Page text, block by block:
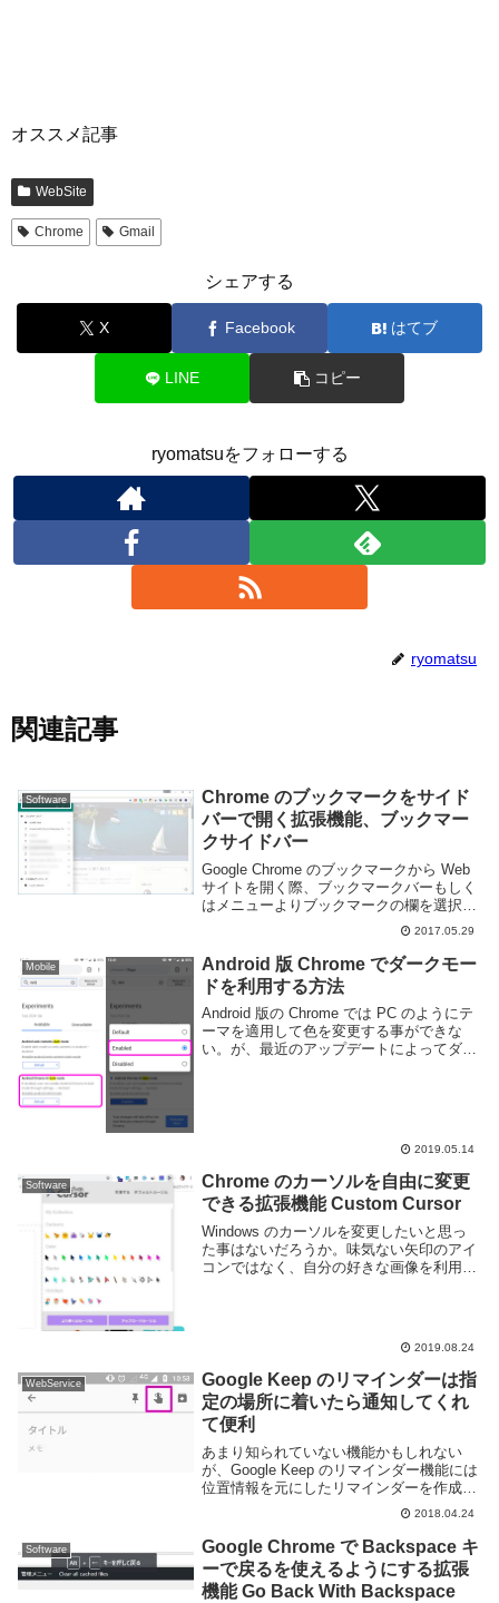
オススメ記事
WebSite
Chrome Gmail
シェアする
X Facebook はてブ
LINE コピー
ryomatsuをフォローする
ryomatsu
関連記事
Software
Chrome のブックマークをサイド
バーで開く拡張機能、ブックマー
クサイドバー
Google Chrome のブックマークから Web
サイトを開く際、ブックマークバーもしく
はメニューよりブックマークの欄を選択す
る必要があります。ブックマークバーは横
に並べて表示される為一覧性が悪く、メニ
ューはクリック数が多くなって面倒...
2017.05.29
Mobile
Android 版 Chrome でダークモー
ドを利用する方法
Android 版の Chrome では PC のようにテ
ーマを適用して色を変更する事ができな
い。が、最近のアップデートによってダー
2019.05.14
Software
Chrome のカーソルを自由に変更
できる拡張機能 Custom Cursor
Windows のカーソルを変更したいと思っ
た事はないだろうか。味気ない矢印のアイ
コンではなく、自分の好きな画像を利用で
2019.08.24
WebService
Google Keep のリマインダーは指
定の場所に着いたら通知してくれ
て便利
あまり知られていない機能かもしれない
が、Google Keep のリマインダー機能には
位置情報を元にしたリマインダーを作成す
る事ができる。例えば、「外出時にスーパ
ーに寄った際に買い物リストを通知する」
とか「気になる店があるから近くを通りか
2018.04.24
Software
Google Chrome で Backspace キ
ーで戻るを使えるようにする拡張
機能 Go Back With Backspace